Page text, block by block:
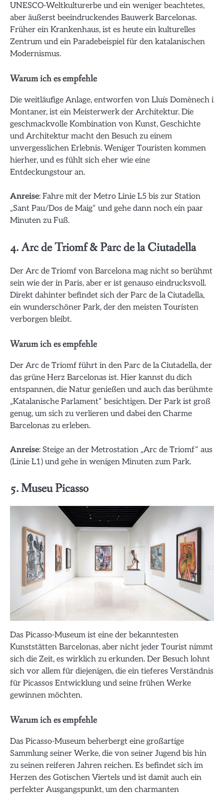
UNESCO-Weltkulturerbe und ein weniger beachtetes,
aber äußerst beeindruckendes Bauwerk Barcelonas.
Früher ein Krankenhaus, ist es heute ein kulturelles
Zentrum und ein Paradebeispiel für den katalanischen
Modernismus.
Warum ich es empfehle
Die weitläufige Anlage, entworfen von Lluís Domènech i
Montaner, ist ein Meisterwerk der Architektur. Die
geschmackvolle Kombination von Kunst, Geschichte
und Architektur macht den Besuch zu einem
unvergesslichen Erlebnis. Weniger Touristen kommen
hierher, und es fühlt sich eher wie eine
Entdeckungstour an.
Anreise: Fahre mit der Metro Linie L5 bis zur Station
„Sant Pau/Dos de Maig“ und gehe dann noch ein paar
Minuten zu Fuß.
4. Arc de Triomf & Parc de la Ciutadella
Der Arc de Triomf von Barcelona mag nicht so berühmt
sein wie der in Paris, aber er ist genauso eindrucksvoll.
Direkt dahinter befindet sich der Parc de la Ciutadella,
ein wunderschöner Park, der den meisten Touristen
verborgen bleibt.
Warum ich es empfehle
Der Arc de Triomf führt in den Parc de la Ciutadella, der
das grüne Herz Barcelonas ist. Hier kannst du dich
entspannen, die Natur genießen und auch das berühmte
„Katalanische Parlament“ besichtigen. Der Park ist groß
genug, um sich zu verlieren und dabei den Charme
Barcelonas zu erleben.
Anreise: Steige an der Metrostation „Arc de Triomf“ aus
(Linie L1) und gehe in wenigen Minuten zum Park.
5. Museu Picasso
Das Picasso-Museum ist eine der bekanntesten
Kunststätten Barcelonas, aber nicht jeder Tourist nimmt
sich die Zeit, es wirklich zu erkunden. Der Besuch lohnt
sich vor allem für diejenigen, die ein tieferes Verständnis
für Picassos Entwicklung und seine frühen Werke
gewinnen möchten.
Warum ich es empfehle
Das Picasso-Museum beherbergt eine großartige
Sammlung seiner Werke, die von seiner Jugend bis hin
zu seinen reiferen Jahren reichen. Es befindet sich im
Herzen des Gotischen Viertels und ist damit auch ein
perfekter Ausgangspunkt, um den charmanten